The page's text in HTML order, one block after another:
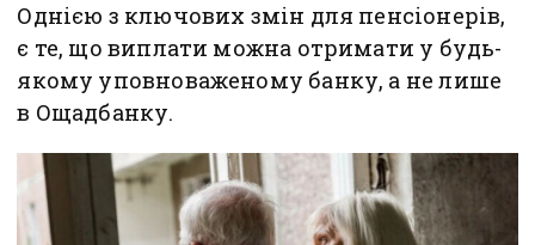
Однією з ключових змін для пенсіонерів,
є те, що виплати можна отримати у будь-
якому уповноваженому банку, а не лише
в Ощадбанку.